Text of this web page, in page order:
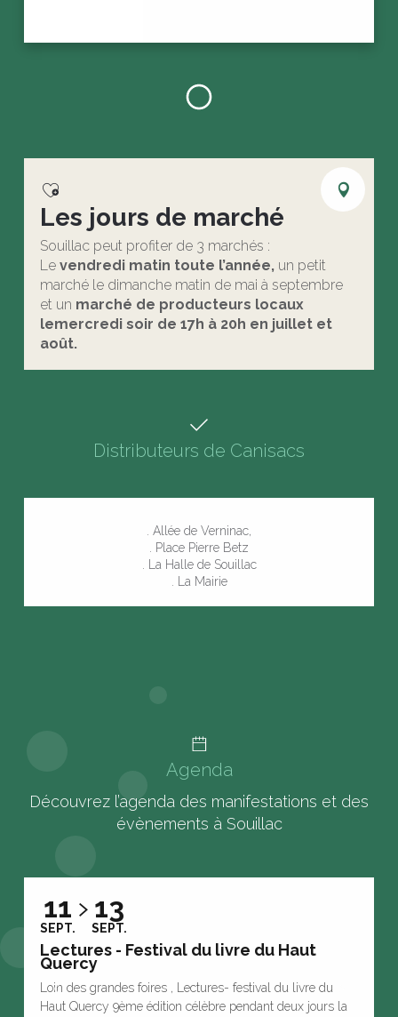
Les jours de marché
Souillac peut profiter de 3 marchés :
Le vendredi matin toute l’année, un petit
marché le dimanche matin de mai à septembre
et un marché de producteurs locaux
lemercredi soir de 17h à 20h en juillet et
août.
Distributeurs de Canisacs
. Allée de Verninac,
. Place Pierre Betz
. La Halle de Souillac
. La Mairie
Agenda
Découvrez l’agenda des manifestations et des
évènements à Souillac
11
SEPT.
13
SEPT.
Lectures - Festival du livre du Haut
Quercy
Loin des grandes foires , Lectures- festival du livre du
Haut Quercy 9ème édition célèbre pendant deux jours la